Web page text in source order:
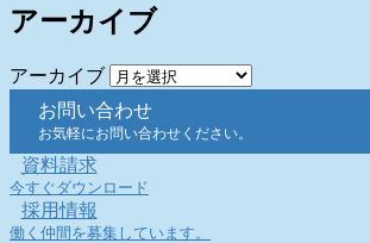
アーカイブ
アーカイブ
お問い合わせ
お気軽にお問い合わせください。
資料請求
今すぐダウンロード
採用情報
働く仲間を募集しています。